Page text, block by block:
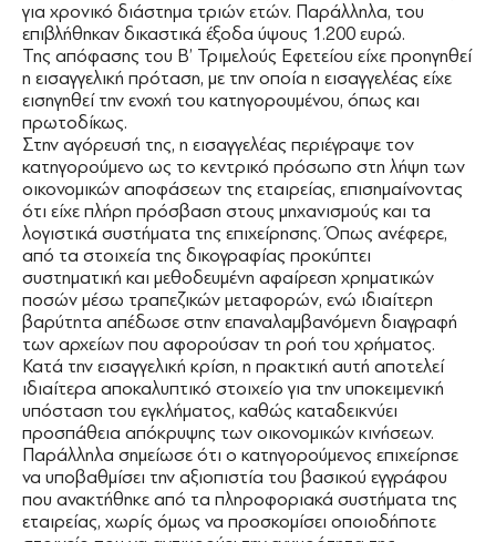
για χρονικό διάστημα τριών ετών. Παράλληλα, του
επιβλήθηκαν δικαστικά έξοδα ύψους 1.200 ευρώ.
Της απόφασης του Β’ Τριμελούς Εφετείου είχε προηγηθεί
η εισαγγελική πρόταση, με την οποία η εισαγγελέας είχε
εισηγηθεί την ενοχή του κατηγορουμένου, όπως και
πρωτοδίκως.
Στην αγόρευσή της, η εισαγγελέας περιέγραψε τον
κατηγορούμενο ως το κεντρικό πρόσωπο στη λήψη των
οικονομικών αποφάσεων της εταιρείας, επισημαίνοντας
ότι είχε πλήρη πρόσβαση στους μηχανισμούς και τα
λογιστικά συστήματα της επιχείρησης. Όπως ανέφερε,
από τα στοιχεία της δικογραφίας προκύπτει
συστηματική και μεθοδευμένη αφαίρεση χρηματικών
ποσών μέσω τραπεζικών μεταφορών, ενώ ιδιαίτερη
βαρύτητα απέδωσε στην επαναλαμβανόμενη διαγραφή
των αρχείων που αφορούσαν τη ροή του χρήματος.
Κατά την εισαγγελική κρίση, η πρακτική αυτή αποτελεί
ιδιαίτερα αποκαλυπτικό στοιχείο για την υποκειμενική
υπόσταση του εγκλήματος, καθώς καταδεικνύει
προσπάθεια απόκρυψης των οικονομικών κινήσεων.
Παράλληλα σημείωσε ότι ο κατηγορούμενος επιχείρησε
να υποβαθμίσει την αξιοπιστία του βασικού εγγράφου
που ανακτήθηκε από τα πληροφοριακά συστήματα της
εταιρείας, χωρίς όμως να προσκομίσει οποιοδήποτε